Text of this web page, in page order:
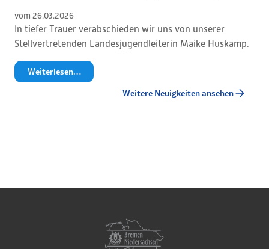
vom 26.03.2026
In tiefer Trauer verabschieden wir uns von unserer
Stellvertretenden Landesjugendleiterin Maike Huskamp.
Weiterlesen…
Weitere Neuigkeiten ansehen